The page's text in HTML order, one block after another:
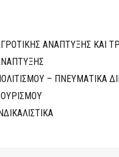
ΑΝΑΠΤΥΞΗΣ ΚΑΙ
– ΠΝΕΥΜΑΤΙΚΑ